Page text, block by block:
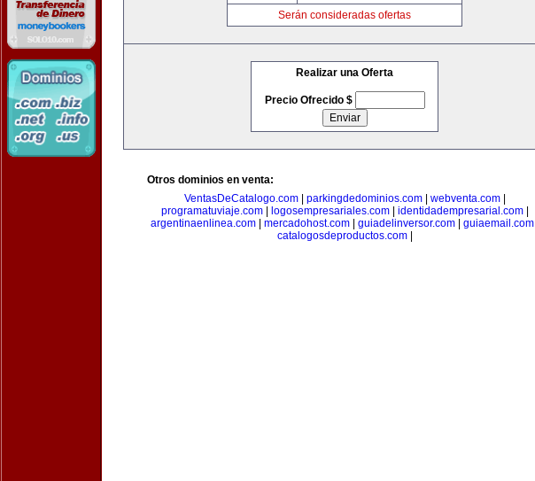
Serán consideradas ofertas
Realizar una Oferta
Precio Ofrecido $
Otros dominios en venta:
VentasDeCatalogo.com| parkingdedominios.com| webventa.com|
programatuviaje.com| logosempresariales.com| identidadempresarial.com|
argentinaenlinea.com| mercadohost.com| guiadelinversor.com| guiaemail.com|
catalogosdeproductos.com|